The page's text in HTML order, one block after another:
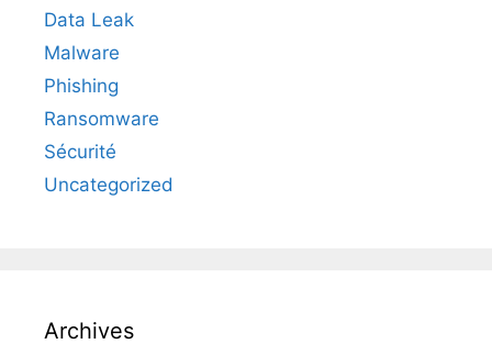
Data Leak
Malware
Phishing
Ransomware
Sécurité
Uncategorized
Archives